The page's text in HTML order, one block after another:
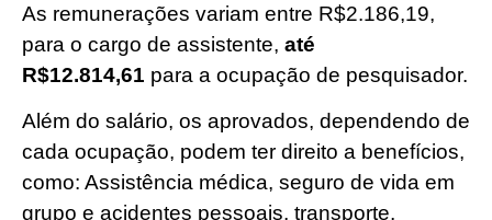
As remunerações variam entre R$2.186,19,
para o cargo de assistente, até
R$12.814,61 para a ocupação de pesquisador.
Além do salário, os aprovados, dependendo de
cada ocupação, podem ter direito a benefícios,
como: Assistência médica, seguro de vida em
grupo e acidentes pessoais, transporte,